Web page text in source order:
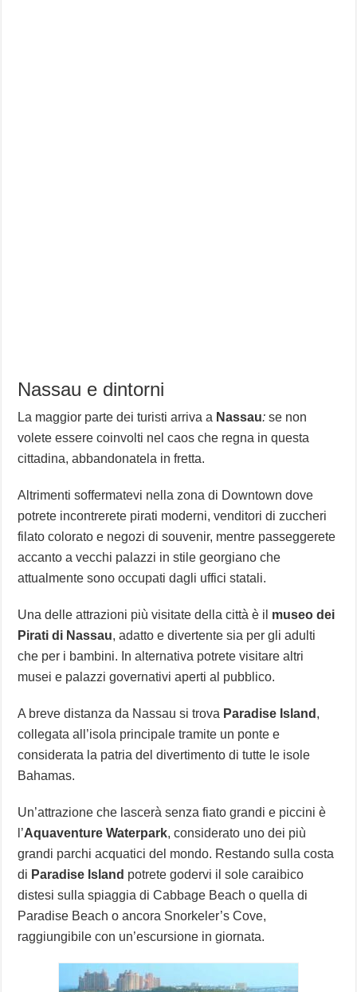
Nassau e dintorni
La maggior parte dei turisti arriva a Nassau: se non
volete essere coinvolti nel caos che regna in questa
cittadina, abbandonatela in fretta.
Altrimenti soffermatevi nella zona di Downtown dove
potrete incontrerete pirati moderni, venditori di zuccheri
filato colorato e negozi di souvenir, mentre passeggerete
accanto a vecchi palazzi in stile georgiano che
attualmente sono occupati dagli uffici statali.
Una delle attrazioni più visitate della città è il museo dei
Pirati di Nassau, adatto e divertente sia per gli adulti
che per i bambini. In alternativa potrete visitare altri
musei e palazzi governativi aperti al pubblico.
A breve distanza da Nassau si trova Paradise Island ,
collegata all’isola principale tramite un ponte e
considerata la patria del divertimento di tutte le isole
Bahamas.
Un’attrazione che lascerà senza fiato grandi e piccini è
l’Aquaventure Waterpark, considerato uno dei più
grandi parchi acquatici del mondo. Restando sulla costa
di Paradise Island potrete godervi il sole caraibico
distesi sulla spiaggia di Cabbage Beach o quella di
Paradise Beach o ancora Snorkeler’s Cove,
raggiungibile con un’escursione in giornata.